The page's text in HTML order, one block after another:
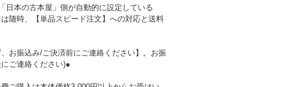
日本の古本屋」側が自動的に設定している
随時、【単品スピード注文】への対応と送料
お振込み/ご決済前にご連絡ください】。お振
ご連絡ください)●